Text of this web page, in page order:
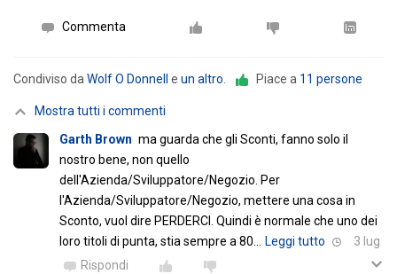
Commenta
Condiviso daWolf O Donnell e un altro. Piace a 11 persone
Mostra tutti i commenti
Garth Brown ma guarda che gli Sconti, fanno solo il
nostro bene, non quello
dell'Azienda/Sviluppatore/Negozio. Per
l'Azienda/Sviluppatore/Negozio, mettere una cosa in
Sconto, vuol dire PERDERCI. Quindi è normale che uno dei
loro titoli di punta, stia sempre a 80… Leggi tutto
3 lug
Rispondi